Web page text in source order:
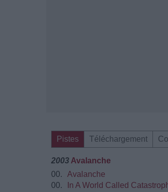
Pistes Téléchargement
2003 Avalanche
00.
Avalanche
00.
In A World Called